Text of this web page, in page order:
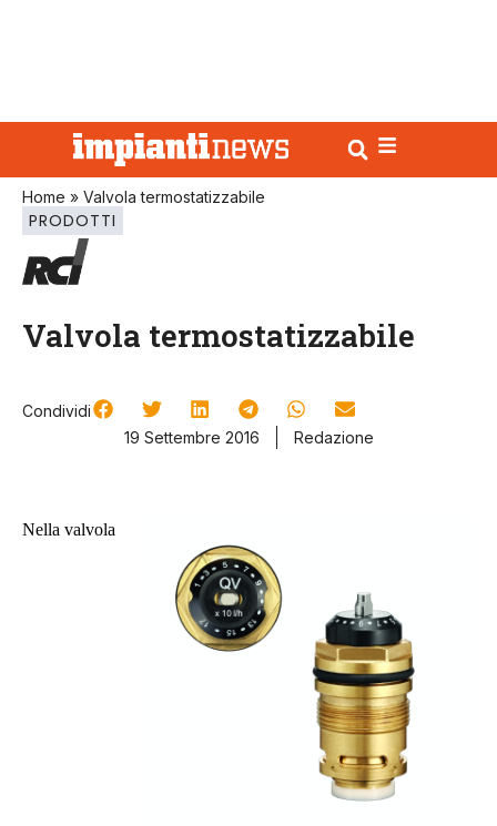
Home » Valvola termostatizzabile
PRODOTTI
Valvola termostatizzabile
Condividi
19 Settembre 2016
Redazione
Nella valvola